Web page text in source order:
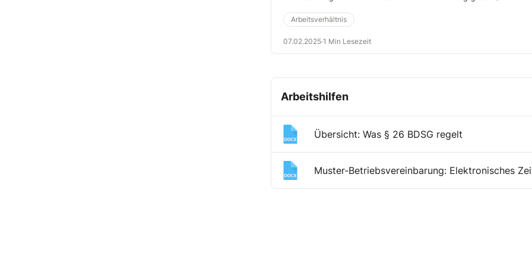
Arbeitsverhältnis
07.02.2025·1 Min Lesezeit
Arbeitshilfen
Übersicht: Was § 26 BDSG regelt
Muster-Betriebsvereinbarung: Elektronisches